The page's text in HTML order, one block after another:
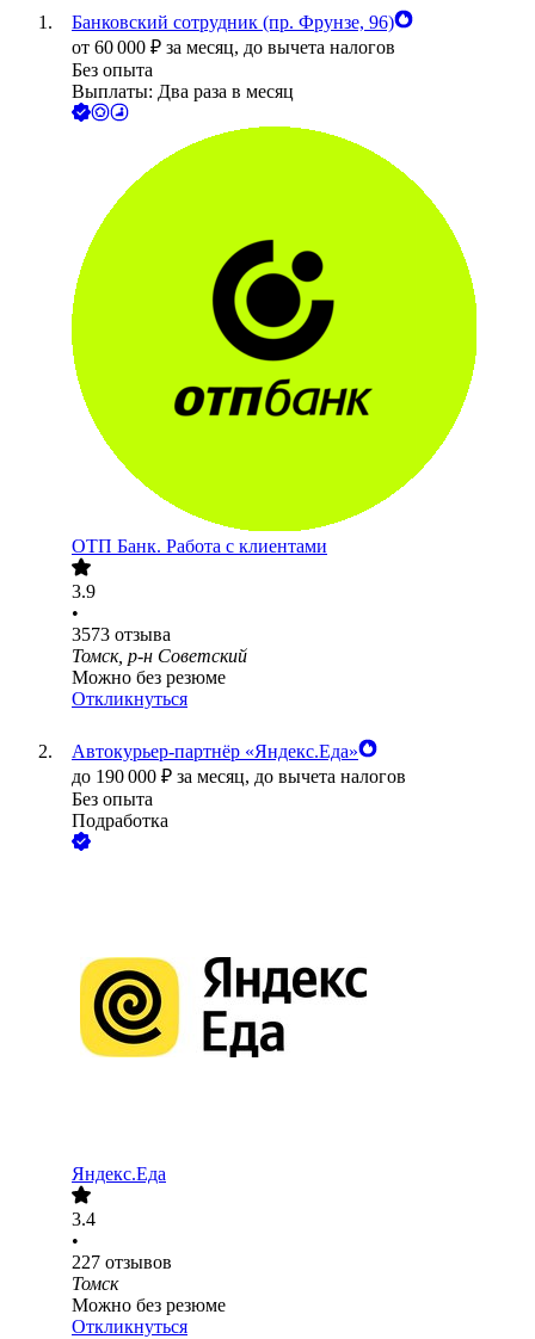
Банковский сотрудник (пр. Фрунзе, 96)
от 60 000 ₽ за месяц, до вычета налогов
Без опыта
Выплаты: Два раза в месяц
ОТП Банк. Работа с клиентами
3.9
•
3573 отзыва
Томск, р-н Советский
Можно без резюме
Откликнуться
Автокурьер‑партнёр «Яндекс.Еда»
до 190 000 ₽ за месяц, до вычета налогов
Без опыта
Подработка
Яндекс.Еда
3.4
•
227 отзывов
Томск
Можно без резюме
Откликнуться